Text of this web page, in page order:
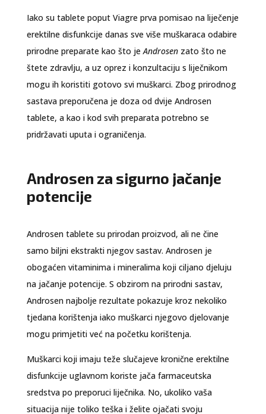
Iako su tablete poput Viagre prva pomisao na liječenje
erektilne disfunkcije danas sve više muškaraca odabire
prirodne preparate kao što jeAndrosenzato što ne
štete zdravlju, a uz oprez i konzultaciju s liječnikom
mogu ih koristiti gotovo svi muškarci. Zbog prirodnog
sastava preporučena je doza od dvije Androsen
tablete, a kao i kod svih preparata potrebno se
pridržavati uputa i ograničenja.
Androsen za sigurno jačanje
potencije
Androsen tablete su prirodan proizvod, ali ne čine
samo biljni ekstrakti njegov sastav. Androsen je
obogaćen vitaminima i mineralima koji ciljano djeluju
na jačanje potencije. S obzirom na prirodni sastav,
Androsen najbolje rezultate pokazuje kroz nekoliko
tjedana korištenja iako muškarci njegovo djelovanje
mogu primjetiti već na početku korištenja.
Muškarci koji imaju teže slučajeve kronične erektilne
disfunkcije uglavnom koriste jača farmaceutska
sredstva po preporuci liječnika. No, ukoliko vaša
situacija nije toliko teška i želite ojačati svoju